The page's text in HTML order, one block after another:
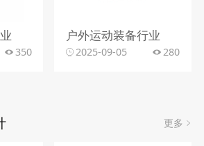
350
户外运动装备行业
2025-09-05 280
更多